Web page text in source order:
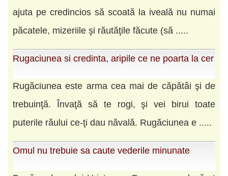
ajuta pe credincios să scoată la iveală nu numai
păcatele, mizeriile şi răutăţile făcute (să .....
Rugaciunea si credinta, aripile ce ne poarta la cer
Rugăciunea este arma cea mai de căpătâi şi de
trebuinţă. Învaţă să te rogi, şi vei birui toate
puterile răului ce-ţi dau năvală. Rugăciunea e .....
Omul nu trebuie sa ca­ute vederile minunate